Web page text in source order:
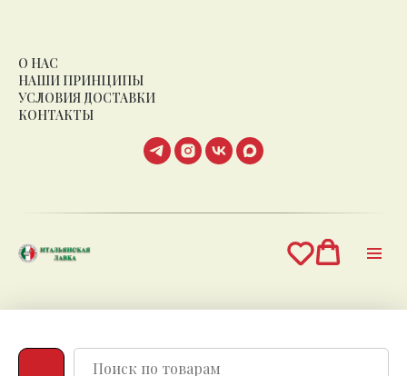
О НАС
НАШИ ПРИНЦИПЫ
УСЛОВИЯ ДОСТАВКИ
КОНТАКТЫ